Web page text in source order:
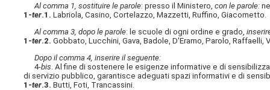
Al comma 1, sostituire le parole: presso il Ministero,con le parole:
1-ter.1. Labriola, Casino, Cortelazzo, Mazzetti, Ruffino, Giacometto.
Al comma 3, dopo le parole: le scuole di ogni ordine e grado,
1-ter.2. Gobbato, Lucchini, Gava, Badole, D'Eramo, Parolo, Raffaelli,
Dopo il comma 4, inserire il seguente:
4-bis . Al fine di sostenere le esigenze informative e di
di servizio pubblico, garantisce adeguati spazi informativi e di
1-ter.3. Butti, Foti, Trancassini.